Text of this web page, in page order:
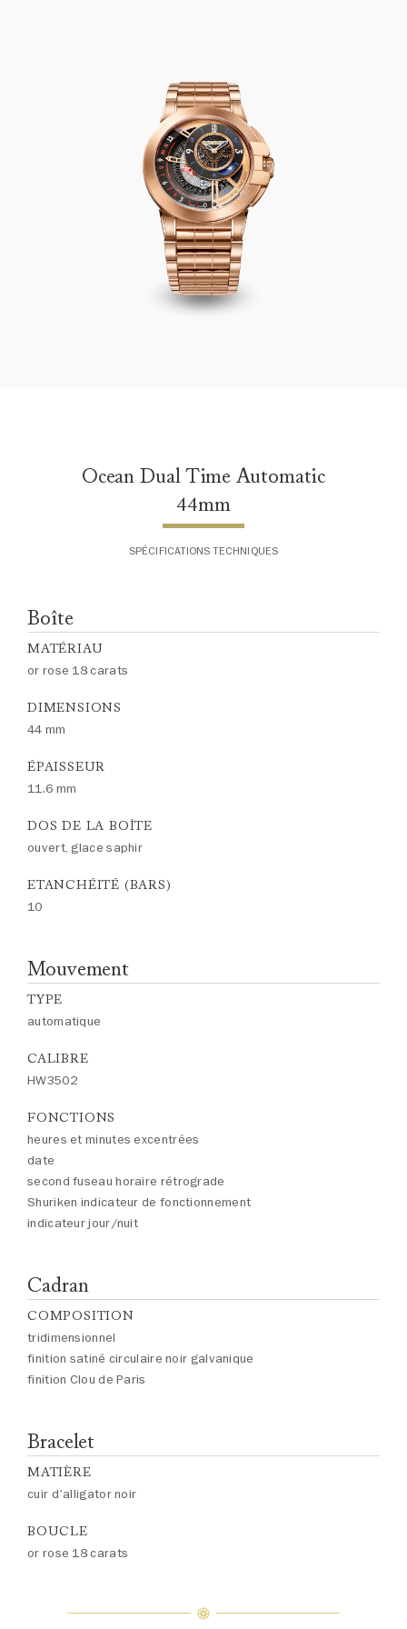
Ocean Dual Time Automatic
44mm
SPÉCIFICATIONS TECHNIQUES
Boîte
MATÉRIAU
or rose 18 carats
DIMENSIONS
44 mm
ÉPAISSEUR
11.6 mm
DOS DE LA BOÎTE
ouvert, glace saphir
ETANCHÉITÉ (BARS)
10
Mouvement
TYPE
automatique
CALIBRE
HW3502
FONCTIONS
heures et minutes excentrées
date
second fuseau horaire rétrograde
Shuriken indicateur de fonctionnement
indicateur jour/nuit
Cadran
COMPOSITION
tridimensionnel
finition satiné circulaire noir galvanique
finition Clou de Paris
Bracelet
MATIÈRE
cuir d'alligator noir
BOUCLE
or rose 18 carats